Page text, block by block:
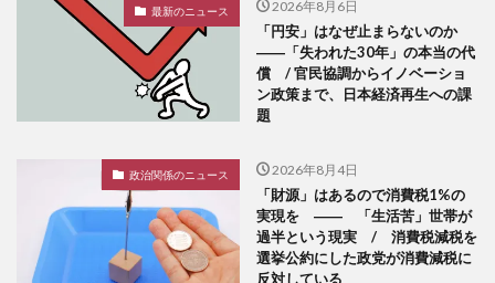
最新のニュース 2026年8月6日
「円安」はなぜ止まらないのか
――「失われた30年」の本当の代
償 / 官民協調からイノベーショ
ン政策まで、日本経済再生への課
題
政治関係のニュース 2026年8月4日
「財源」はあるので消費税1%の
実現を ―― 「生活苦」世帯が
過半という現実 / 消費税減税を
選挙公約にした政党が消費減税に
反対している